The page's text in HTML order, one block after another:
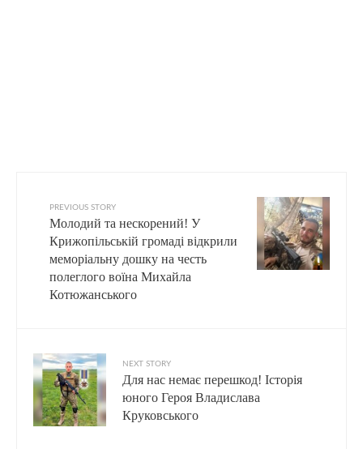
PREVIOUS STORY
Молодий та нескорений! У
Крижопільській громаді відкрили
меморіальну дошку на честь
полеглого воїна Михайла
Котюжанського
NEXT STORY
Для нас немає перешкод! Історія
юного Героя Владислава
Круковського